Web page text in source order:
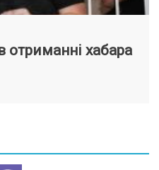
отриманні хабара